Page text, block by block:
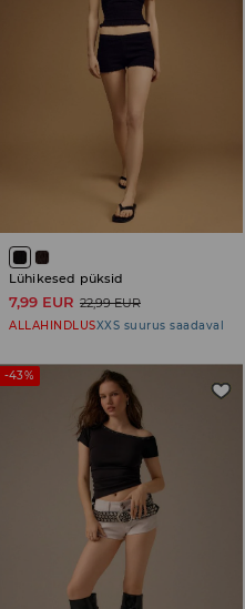
Lühikesed püksid
7,99 EUR 22,99 EUR
ALLAHINDLUSXXS suurus saadaval
-43%